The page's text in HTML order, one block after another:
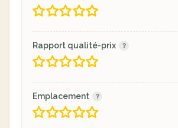
Rapport qualité-prix
Emplacement